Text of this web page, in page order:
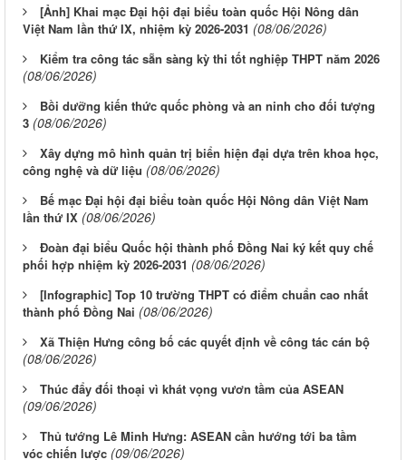
[Ảnh] Khai mạc Đại hội đại biểu toàn quốc Hội Nông dân
Việt Nam lần thứ IX, nhiệm kỳ 2026-2031 (08/06/2026)
Kiểm tra công tác sẵn sàng kỳ thi tốt nghiệp THPT năm 2026
(08/06/2026)
Bồi dưỡng kiến thức quốc phòng và an ninh cho đối tượng
3 (08/06/2026)
Xây dựng mô hình quản trị biển hiện đại dựa trên khoa học,
công nghệ và dữ liệu (08/06/2026)
Bế mạc Đại hội đại biểu toàn quốc Hội Nông dân Việt Nam
lần thứ IX (08/06/2026)
Đoàn đại biểu Quốc hội thành phố Đồng Nai ký kết quy chế
phối hợp nhiệm kỳ 2026-2031 (08/06/2026)
[Infographic] Top 10 trường THPT có điểm chuẩn cao nhất
thành phố Đồng Nai (08/06/2026)
Xã Thiện Hưng công bố các quyết định về công tác cán bộ
(08/06/2026)
Thúc đẩy đối thoại vì khát vọng vươn tầm của ASEAN
(09/06/2026)
Thủ tướng Lê Minh Hưng: ASEAN cần hướng tới ba tầm
vóc chiến lược (09/06/2026)